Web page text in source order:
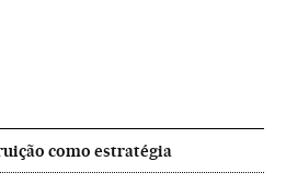
como estratégia